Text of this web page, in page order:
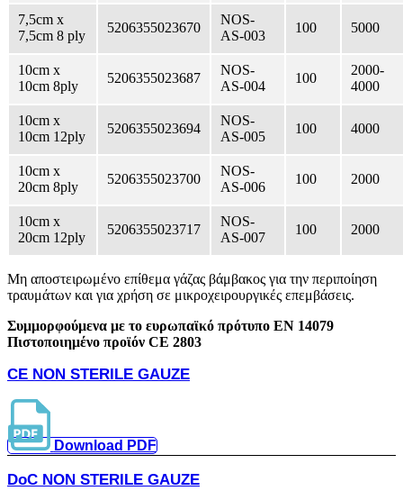
7,5cm x
7,5cm 8 ply
5206355023670
NOS-
AS-003
100 5000
10cm x
10cm 8ply
5206355023687
NOS-
AS-004
100
2000-
4000
10cm x
10cm 12ply
5206355023694
NOS-
AS-005
100 4000
10cm x
20cm 8ply
5206355023700
NOS-
AS-006
100 2000
10cm x
20cm 12ply
5206355023717
NOS-
AS-007
100 2000
Μη αποστειρωμένο επίθεμα γάζας βάμβακος για την περιποίηση
τραυμάτων και για χρήση σε μικροχειρουργικές επεμβάσεις.
Συμμορφούμενα με το ευρωπαϊκό πρότυπο ΕΝ 14079
Πιστοποιημένο προϊόν CE 2803
CE NON STERILE GAUZE
Download PDF
DoC NON STERILE GAUZE